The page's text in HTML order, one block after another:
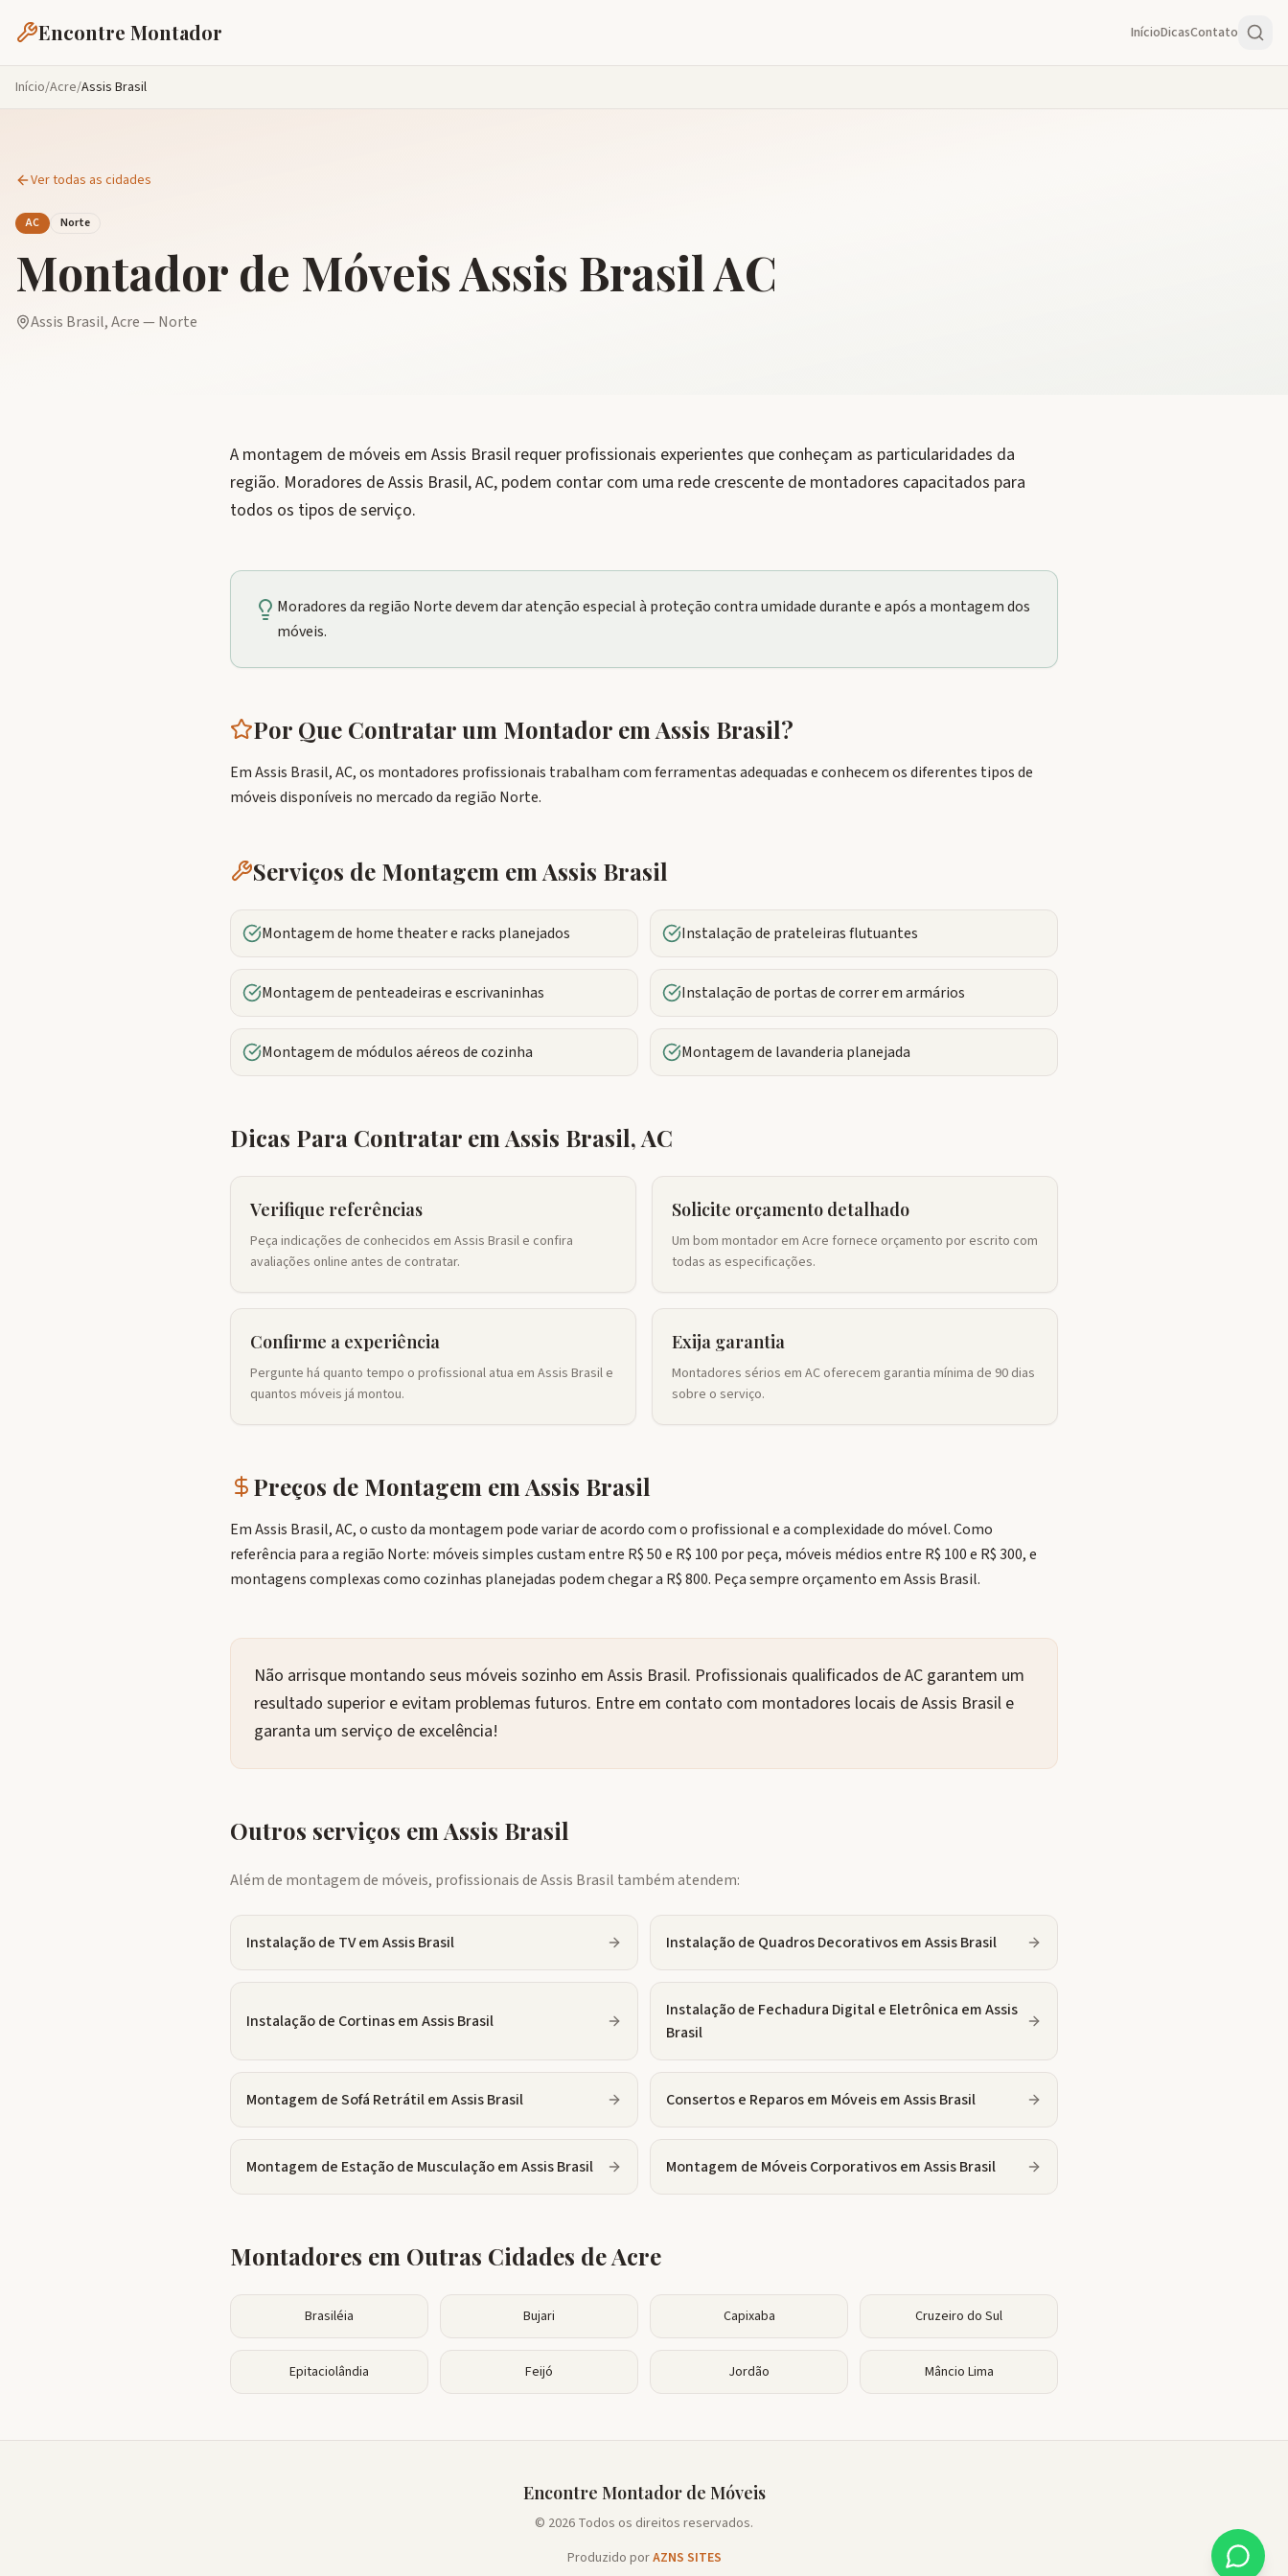
Encontre Montador InícioDicasContato
Início/Acre/Assis Brasil
Ver todas as cidades
AC Norte
Montador de MóveisAssis BrasilAC
Assis Brasil,Acre— Norte
A montagem de móveis em Assis Brasil requer profissionais experientes que conheçam as particularidades da
região. Moradores de Assis Brasil, AC, podem contar com uma rede crescente de montadores capacitados para
todos os tipos de serviço.
Moradores da região Norte devem dar atenção especial à proteção contra umidade durante e após a montagem dos
móveis.
Por Que Contratar um Montador em Assis Brasil?
Em Assis Brasil, AC, os montadores profissionais trabalham com ferramentas adequadas e conhecem os diferentes tipos de
móveis disponíveis no mercado da região Norte.
Serviços de Montagem em Assis Brasil
Montagem de home theater e racks planejados Instalação de prateleiras flutuantes
Montagem de penteadeiras e escrivaninhas Instalação de portas de correr em armários
Montagem de módulos aéreos de cozinha Montagem de lavanderia planejada
Dicas Para Contratar em Assis Brasil,AC
Verifique referências
Peça indicações de conhecidos em Assis Brasil e confira
avaliações online antes de contratar.
Solicite orçamento detalhado
Um bom montador em Acre fornece orçamento por escrito com
todas as especificações.
Confirme a experiência
Pergunte há quanto tempo o profissional atua em Assis Brasil e
quantos móveis já montou.
Exija garantia
Montadores sérios em AC oferecem garantia mínima de 90 dias
sobre o serviço.
Preços de Montagem em Assis Brasil
Em Assis Brasil, AC, o custo da montagem pode variar de acordo com o profissional e a complexidade do móvel. Como
referência para a região Norte: móveis simples custam entre R$ 50 e R$ 100 por peça, móveis médios entre R$ 100 e R$ 300, e
montagens complexas como cozinhas planejadas podem chegar a R$ 800. Peça sempre orçamento em Assis Brasil.
Não arrisque montando seus móveis sozinho em Assis Brasil. Profissionais qualificados de AC garantem um
resultado superior e evitam problemas futuros. Entre em contato com montadores locais de Assis Brasil e
garanta um serviço de excelência!
Outros serviços em Assis Brasil
Além de montagem de móveis, profissionais deAssis Brasil também atendem:
Instalação de TVemAssis Brasil Instalação de Quadros DecorativosemAssis Brasil
Instalação de CortinasemAssis Brasil
Instalação de Fechadura Digital e Eletrônica emAssis
Brasil
Montagem de Sofá RetrátilemAssis Brasil Consertos e Reparos em MóveisemAssis Brasil
Montagem de Estação de MusculaçãoemAssis Brasil Montagem de Móveis CorporativosemAssis Brasil
Montadores em Outras Cidades deAcre
Brasiléia Bujari Capixaba Cruzeiro do Sul
Epitaciolândia Feijó Jordão Mâncio Lima
Encontre Montador de Móveis
© 2026 Todos os direitos reservados.
Produzido porAZNS SITES